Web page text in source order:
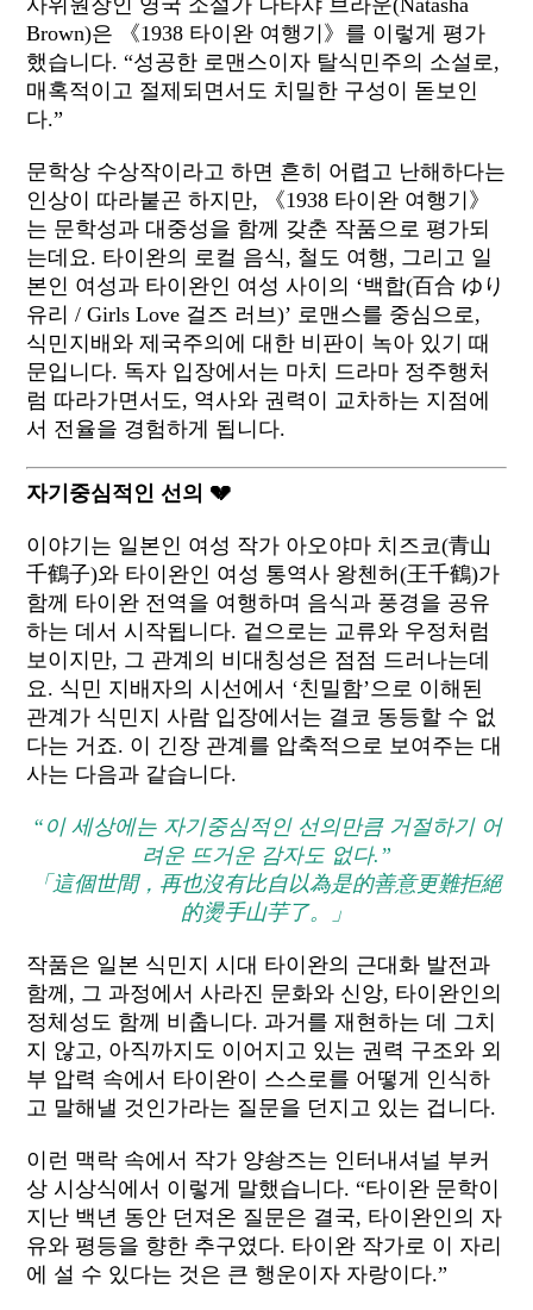
Brown)은 《1938 타이완 여행기》를 이렇게 평가
했습니다. “성공한 로맨스이자 탈식민주의 소설로,
매혹적이고 절제되면서도 치밀한 구성이 돋보인
다.”
문학상 수상작이라고 하면 흔히 어렵고 난해하다는
인상이 따라붙곤 하지만, 《1938 타이완 여행기》
는 문학성과 대중성을 함께 갖춘 작품으로 평가되
는데요. 타이완의 로컬 음식, 철도 여행, 그리고 일
본인 여성과 타이완인 여성 사이의 ‘백합(百合 ゆり
유리 / Girls Love 걸즈 러브)’ 로맨스를 중심으로,
식민지배와 제국주의에 대한 비판이 녹아 있기 때
문입니다. 독자 입장에서는 마치 드라마 정주행처
럼 따라가면서도, 역사와 권력이 교차하는 지점에
서 전율을 경험하게 됩니다.
자기중심적인 선의 💔
이야기는 일본인 여성 작가 아오야마 치즈코(青山
千鶴子)와 타이완인 여성 통역사 왕첸허(王千鶴)가
함께 타이완 전역을 여행하며 음식과 풍경을 공유
하는 데서 시작됩니다. 겉으로는 교류와 우정처럼
보이지만, 그 관계의 비대칭성은 점점 드러나는데
요. 식민 지배자의 시선에서 ‘친밀함’으로 이해된
관계가 식민지 사람 입장에서는 결코 동등할 수 없
다는 거죠. 이 긴장 관계를 압축적으로 보여주는 대
사는 다음과 같습니다.
“이 세상에는 자기중심적인 선의만큼 거절하기 어
려운 뜨거운 감자도 없다.”
「這個世間，再也沒有比自以為是的善意更難拒絕
的燙手山芋了。」
작품은 일본 식민지 시대 타이완의 근대화 발전과
함께, 그 과정에서 사라진 문화와 신앙, 타이완인의
정체성도 함께 비춥니다. 과거를 재현하는 데 그치
지 않고, 아직까지도 이어지고 있는 권력 구조와 외
부 압력 속에서 타이완이 스스로를 어떻게 인식하
고 말해낼 것인가라는 질문을 던지고 있는 겁니다.
이런 맥락 속에서 작가 양솽즈는 인터내셔널 부커
상 시상식에서 이렇게 말했습니다. “타이완 문학이
지난 백년 동안 던져온 질문은 결국, 타이완인의 자
유와 평등을 향한 추구였다. 타이완 작가로 이 자리
에 설 수 있다는 것은 큰 행운이자 자랑이다.”